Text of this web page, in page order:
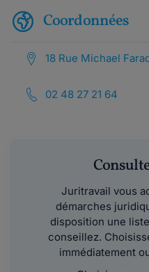
Coordonnées
18 Rue Michael
02 48 27 21 64
Juritravail vous
démarches
disposition une
conseillez.
immédiatement